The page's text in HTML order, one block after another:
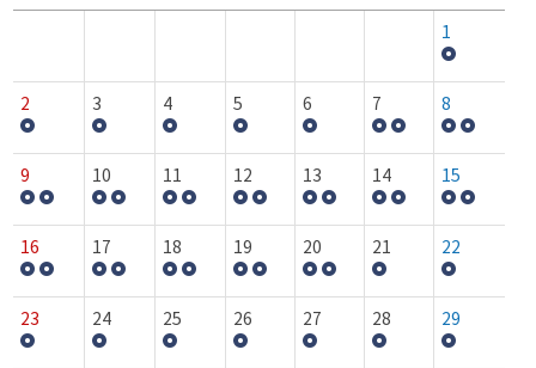
1
2 3 4 5 6 7 8
9 10 11 12 13 14 15
16 17 18 19 20 21 22
23 24 25 26 27 28 29